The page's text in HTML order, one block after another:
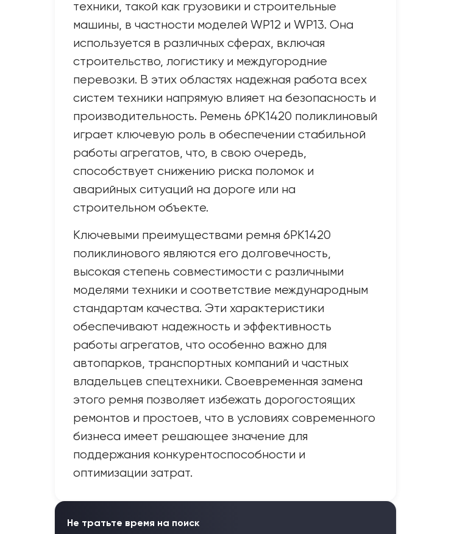
техники, такой как грузовики и строительные
машины, в частности моделей WP12 и WP13. Она
используется в различных сферах, включая
строительство, логистику и междугородние
перевозки. В этих областях надежная работа всех
систем техники напрямую влияет на безопасность и
производительность. Ремень 6PK1420 поликлиновый
играет ключевую роль в обеспечении стабильной
работы агрегатов, что, в свою очередь,
способствует снижению риска поломок и
аварийных ситуаций на дороге или на
строительном объекте.
Ключевыми преимуществами ремня 6PK1420
поликлинового являются его долговечность,
высокая степень совместимости с различными
моделями техники и соответствие международным
стандартам качества. Эти характеристики
обеспечивают надежность и эффективность
работы агрегатов, что особенно важно для
автопарков, транспортных компаний и частных
владельцев спецтехники. Своевременная замена
этого ремня позволяет избежать дорогостоящих
ремонтов и простоев, что в условиях современного
бизнеса имеет решающее значение для
поддержания конкурентоспособности и
оптимизации затрат.
Не тратьте время на поиск